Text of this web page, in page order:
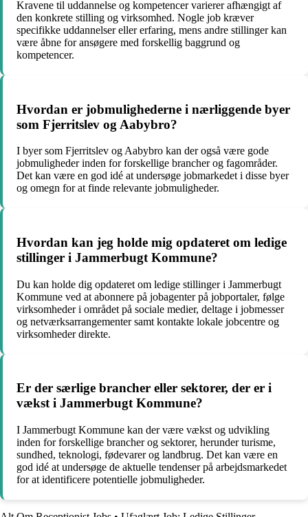
Kravene til uddannelse og kompetencer varierer afhængigt af
den konkrete stilling og virksomhed. Nogle job kræver
specifikke uddannelser eller erfaring, mens andre stillinger kan
være åbne for ansøgere med forskellig baggrund og
kompetencer.
Hvordan er jobmulighederne i nærliggende byer
som Fjerritslev og Aabybro?
I byer som Fjerritslev og Aabybro kan der også være gode
jobmuligheder inden for forskellige brancher og fagområder.
Det kan være en god idé at undersøge jobmarkedet i disse byer
og omegn for at finde relevante jobmuligheder.
Hvordan kan jeg holde mig opdateret om ledige
stillinger i Jammerbugt Kommune?
Du kan holde dig opdateret om ledige stillinger i Jammerbugt
Kommune ved at abonnere på jobagenter på jobportaler, følge
virksomheder i området på sociale medier, deltage i jobmesser
og netværksarrangementer samt kontakte lokale jobcentre og
virksomheder direkte.
Er der særlige brancher eller sektorer, der er i
vækst i Jammerbugt Kommune?
I Jammerbugt Kommune kan der være vækst og udvikling
inden for forskellige brancher og sektorer, herunder turisme,
sundhed, teknologi, fødevarer og landbrug. Det kan være en
god idé at undersøge de aktuelle tendenser på arbejdsmarkedet
for at identificere potentielle jobmuligheder.